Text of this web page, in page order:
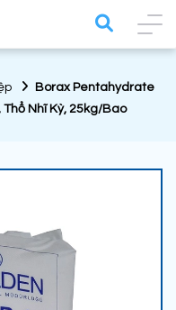
Borax Pentahydrate
Thổ Nhĩ Kỳ, 25kg/Bao